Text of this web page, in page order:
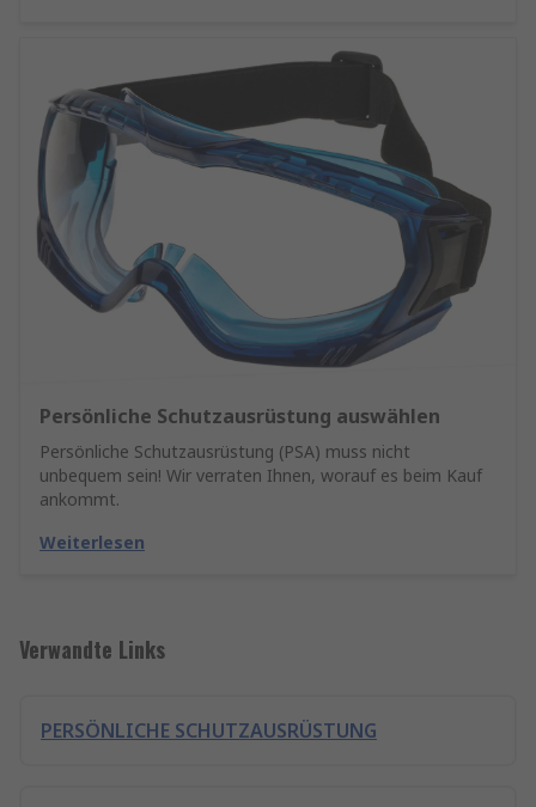
Persönliche Schutzausrüstung auswählen
Persönliche Schutzausrüstung (PSA) muss nicht
unbequem sein! Wir verraten Ihnen, worauf es beim Kauf
ankommt.
Weiterlesen
Verwandte Links
PERSÖNLICHE SCHUTZAUSRÜSTUNG